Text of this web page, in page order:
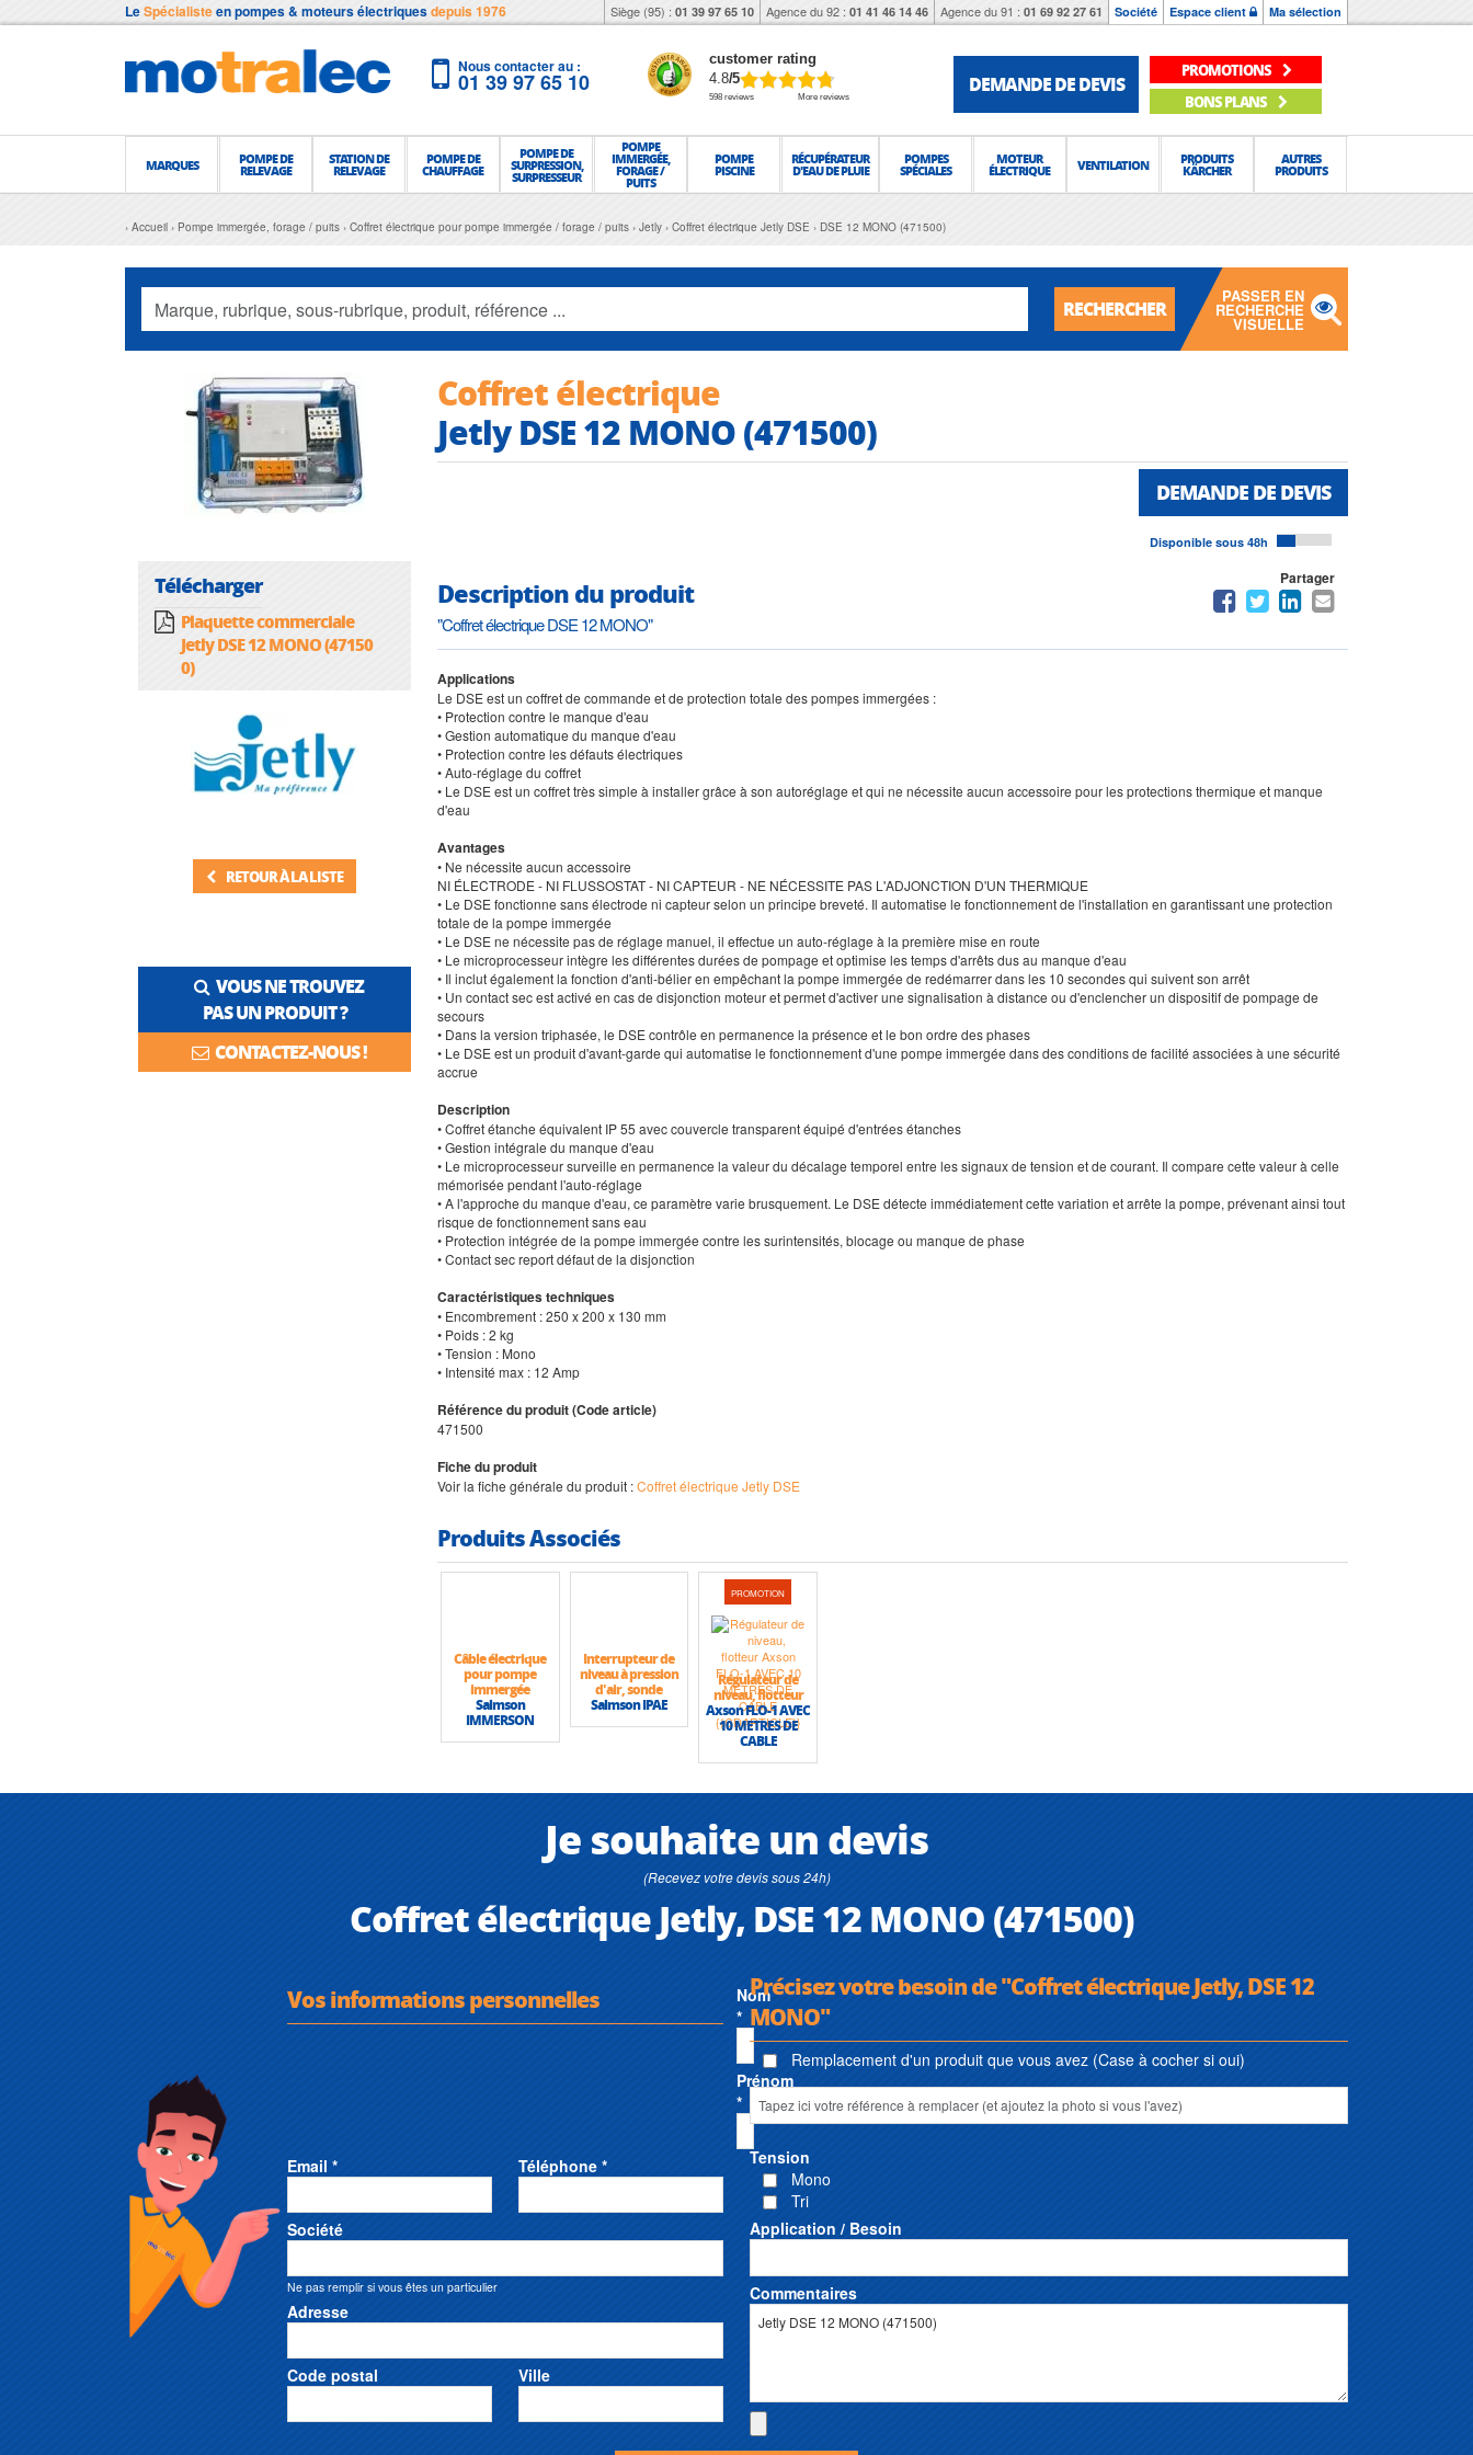
LeSpécialisteen pompes & moteurs électriquesdepuis 1976 Siège (95) : 01 39 97 65 10 Agence du 92 : 01 41 46 14 46 Agence du 91 : 01 69 92 27 61 Société Espace client Ma sélection
Nous contacter au :
01 39 97 65 10
customer rating
4.8/5
598 reviews More reviews
DEMANDE DE DEVIS
PROMOTIONS
BONS PLANS
MARQUES POMPE DE
RELEVAGE
STATION DE
RELEVAGE
POMPE DE
CHAUFFAGE
POMPE DE
SURPRESSION,
SURPRESSEUR
POMPE
IMMERGÉE,
FORAGE /
PUITS
POMPE
PISCINE
RÉCUPÉRATEUR
D'EAU DE PLUIE
POMPES
SPÉCIALES
MOTEUR
ÉLECTRIQUE VENTILATION PRODUITS
KÄRCHER
AUTRES
PRODUITS
Accueil Pompe immergée, forage / puits Coffret électrique pour pompe immergée / forage / puits Jetly Coffret électrique Jetly DSE DSE 12 MONO (471500)
RECHERCHER
PASSER EN
RECHERCHE
VISUELLE
Télécharger
Plaquette commerciale
Jetly DSE 12 MONO (47150
0)
RETOUR À LA LISTE
VOUS NE TROUVEZ
PAS UN PRODUIT ?
CONTACTEZ-NOUS !
Coffret électrique
Jetly DSE 12 MONO (471500)
DEMANDE DE DEVIS
Disponible sous 48h
Description du produit
"Coffret électrique DSE 12 MONO"
Partager
Applications
Le DSE est un coffret de commande et de protection totale des pompes immergées :
• Protection contre le manque d'eau
• Gestion automatique du manque d'eau
• Protection contre les défauts électriques
• Auto-réglage du coffret
• Le DSE est un coffret très simple à installer grâce à son autoréglage et qui ne nécessite aucun accessoire pour les protections thermique et manque
d'eau
Avantages
• Ne nécessite aucun accessoire
NI ÉLECTRODE - NI FLUSSOSTAT - NI CAPTEUR - NE NÉCESSITE PAS L'ADJONCTION D'UN THERMIQUE
• Le DSE fonctionne sans électrode ni capteur selon un principe breveté. Il automatise le fonctionnement de l'installation en garantissant une protection
totale de la pompe immergée
• Le DSE ne nécessite pas de réglage manuel, il effectue un auto-réglage à la première mise en route
• Le microprocesseur intègre les différentes durées de pompage et optimise les temps d'arrêts dus au manque d'eau
• Il inclut également la fonction d'anti-bélier en empêchant la pompe immergée de redémarrer dans les 10 secondes qui suivent son arrêt
• Un contact sec est activé en cas de disjonction moteur et permet d'activer une signalisation à distance ou d'enclencher un dispositif de pompage de
secours
• Dans la version triphasée, le DSE contrôle en permanence la présence et le bon ordre des phases
• Le DSE est un produit d'avant-garde qui automatise le fonctionnement d'une pompe immergée dans des conditions de facilité associées à une sécurité
accrue
Description
• Coffret étanche équivalent IP 55 avec couvercle transparent équipé d'entrées étanches
• Gestion intégrale du manque d'eau
• Le microprocesseur surveille en permanence la valeur du décalage temporel entre les signaux de tension et de courant. Il compare cette valeur à celle
mémorisée pendant l'auto-réglage
• A l'approche du manque d'eau, ce paramètre varie brusquement. Le DSE détecte immédiatement cette variation et arrête la pompe, prévenant ainsi tout
risque de fonctionnement sans eau
• Protection intégrée de la pompe immergée contre les surintensités, blocage ou manque de phase
• Contact sec report défaut de la disjonction
Caractéristiques techniques
• Encombrement : 250 x 200 x 130 mm
• Poids : 2 kg
• Tension : Mono
• Intensité max : 12 Amp
Référence du produit (Code article)
471500
Fiche du produit
Voir la fiche générale du produit :Coffret électrique Jetly DSE
Produits Associés
Câble électrique
pour pompe
immergée
Salmson
IMMERSON
Interrupteur de
niveau à pression
d'air, sonde
Salmson IPAE
PROMOTION
Régulateur de
niveau, flotteur
Axson FLO-1 AVEC
10 METRES DE
CABLE
Je souhaite un devis
(Recevez votre devis sous 24h)
Coffret électrique Jetly, DSE 12 MONO (471500)
Vos informations personnelles
Nom
*
Prénom
*
Email * Téléphone *
Société
Ne pas remplir si vous êtes un particulier
Adresse
Code postal Ville
Précisez votre besoin de "Coffret électrique Jetly, DSE 12
MONO"
Remplacement d'un produit que vous avez (Case à cocher si oui)
Tension
Mono
Tri
Application / Besoin
Commentaires